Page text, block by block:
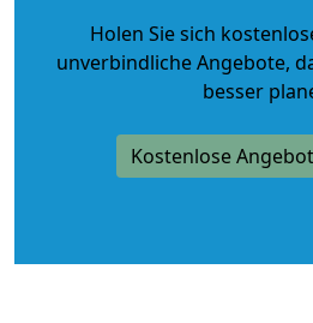
Holen Sie sich
unverbindliche Angebote,
besser
Kostenlose